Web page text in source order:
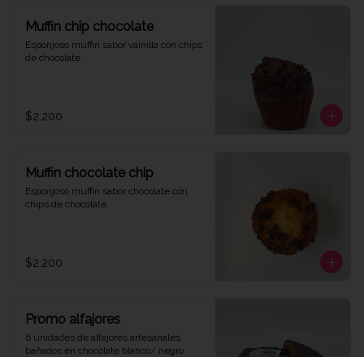
Muffin chip chocolate
Esponjoso muffin sabor vainilla con chips
de chocolate
$2.200
Muffin chocolate chip
Esponjoso muffin sabor chocolate con
chips de chocolate
$2.200
Promo alfajores
6 unidades de alfajores artesanales
bañados en chocolate blanco/ negro